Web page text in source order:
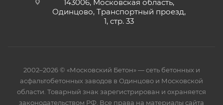
143006, Московская область,
Одинцово, Транспортный проезд,
1, стр. 33
2002–2026 © «Московский Бетон» — сеть бетонных и
асфальтобетонных заводов в Одинцово и Московской
области. Товарный знак зарегистрирован и охраняется
законодательством РФ. Все права на материалы сайта